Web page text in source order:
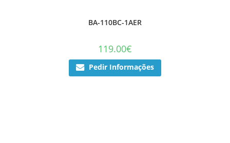
BA-110BC-1AER
119.00€
Pedir Informações